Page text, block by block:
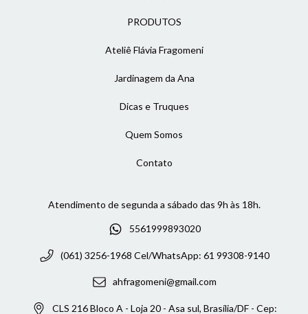
PRODUTOS
Ateliê Flávia Fragomeni
Jardinagem da Ana
Dicas e Truques
Quem Somos
Contato
5561999893020
(061) 3256-1968 Cel/WhatsApp: 61 99308-9140
ahfragomeni@gmail.com
CLS 216 Bloco A - Loja 20 - Asa sul, Brasília/DF - Cep: